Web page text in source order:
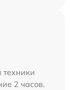
техники
2 часов.